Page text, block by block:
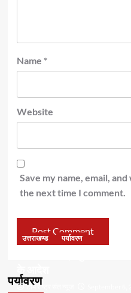
Name *
Website
Save my name, email,
the next time I comment.
पर्यावरण
उत्तराखण्ड पर्यावरण
के आदेश
टीम राष्ट्र संत न्यूज